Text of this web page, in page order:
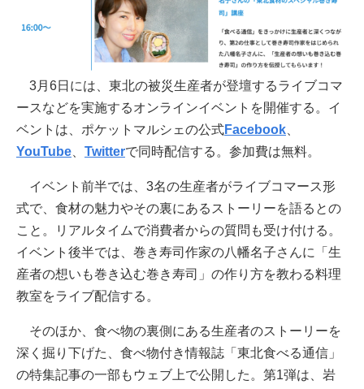
3月6日には、東北の被災生産者が登壇するライブコマ
ースなどを実施するオンラインイベントを開催する。イ
ベントは、ポケットマルシェの公式Facebook
YouTube
Twitterで同時配信する。参加費は無料。
イベント前半では、3名の生産者がライブコマース形
式で、食材の魅力やその裏にあるストーリーを語るとの
こと。リアルタイムで消費者からの質問も受け付ける。
イベント後半では、巻き寿司作家の八幡名子さんに「生
産者の想いも巻き込む巻き寿司」の作り方を教わる料理
教室をライブ配信する。
そのほか、食べ物の裏側にある生産者のストーリーを
深く掘り下げた、食べ物付き情報誌「東北食べる通信」
の特集記事の一部もウェブ上で公開した。第1弾は、岩